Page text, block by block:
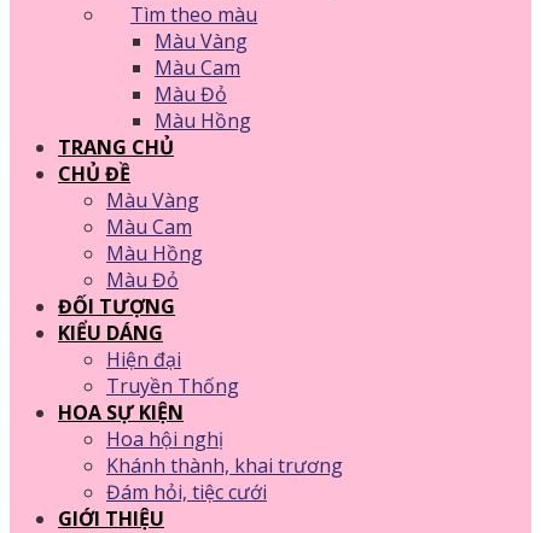
Tìm theo màu
Màu Vàng
Màu Cam
Màu Đỏ
Màu Hồng
TRANG CHỦ
CHỦ ĐỀ
Màu Vàng
Màu Cam
Màu Hồng
Màu Đỏ
ĐỐI TƯỢNG
KIỂU DÁNG
Hiện đại
Truyền Thống
HOA SỰ KIỆN
Hoa hội nghị
Khánh thành, khai trương
Đám hỏi, tiệc cưới
GIỚI THIỆU